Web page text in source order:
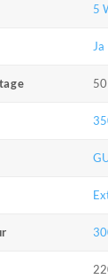
5
Ja